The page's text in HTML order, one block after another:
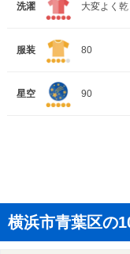
洗濯 大変よく乾
服装 80
星空 90
横浜市青葉区の